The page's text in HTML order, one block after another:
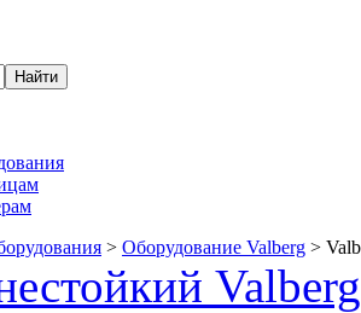
> Оборудование Valberg >